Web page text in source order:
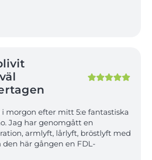
morgon efter mitt 5:e fantastiska
Jag har genomgått en
armlyft, lårlyft, bröstlyft med
här gången en FDL-